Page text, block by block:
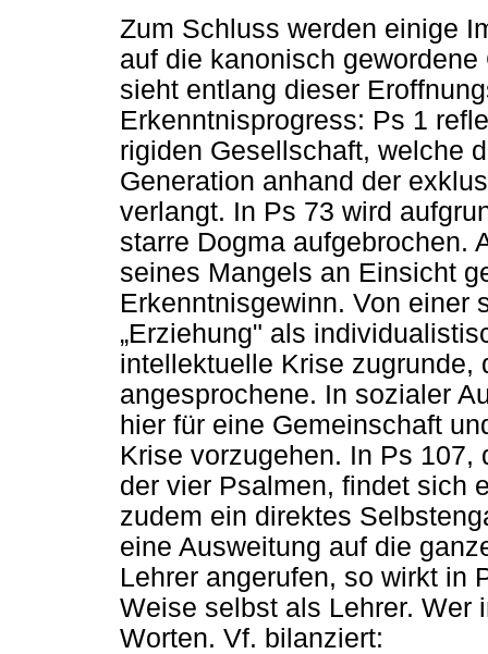
Zum Schluss werden einige
auf die kanonisch
sieht entlang dieser
Erkenntnisprogress: Ps 1
rigiden Gesellschaft, welche
Generation anhand der
verlangt. In Ps 73 wird
starre Dogma aufgebrochen.
seines Mangels an Einsicht
Erkenntnisgewinn. Von einer
„Erziehung" als
intellektuelle Krise zugrunde,
angesprochene. In sozialer
hier für eine Gemeinschaft
Krise vorzugehen. In Ps
der vier Psalmen, findet sich
zudem ein direktes
eine Ausweitung auf die
Lehrer angerufen, so wirkt in
Weise selbst als Lehrer. Wer
Worten. Vf. bilanziert: